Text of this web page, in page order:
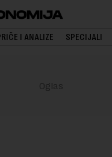
I ANALIZE SPECIJALI